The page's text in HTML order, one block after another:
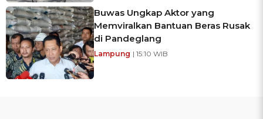
Buwas Ungkap Aktor yang
Memviralkan Bantuan Beras Rusak
di Pandeglang
Lampung | 15:10 WIB